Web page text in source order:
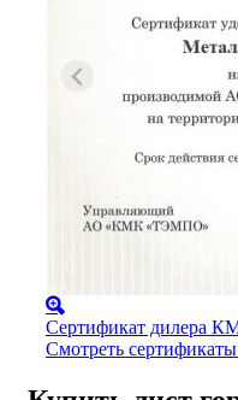
Сертификат дилера
Смотреть